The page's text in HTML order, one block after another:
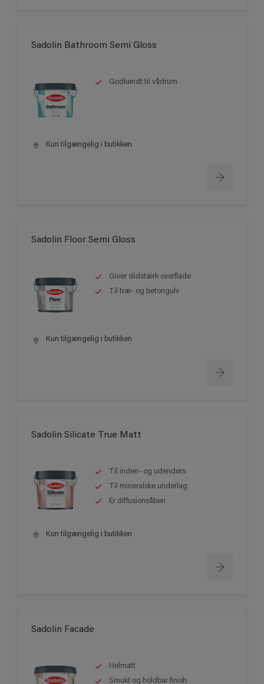
Sadolin Bathroom Semi Gloss
Godkendt til vådrum
Kun tilgængelig i butikken
Sadolin Floor Semi Gloss
Giver slidstærk overflade
Til træ- og betongulv
Kun tilgængelig i butikken
Sadolin Silicate True Matt
Til inden- og udendørs
Til mineralske underlag
Er diffusionsåben
Kun tilgængelig i butikken
Sadolin Facade
Helmatt
Smukt og holdbar finish